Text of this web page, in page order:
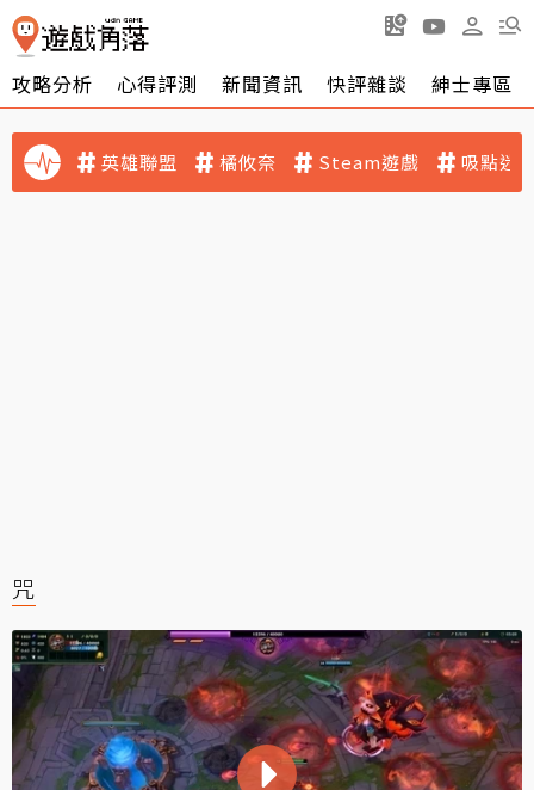
攻略分析 心得評測 新聞資訊 快評雜談 紳士專區
英雄聯盟 橘攸奈 Steam遊戲 吸點迷
咒